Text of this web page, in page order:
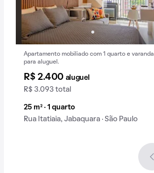
Apartamento mobiliado com 1 quarto e varanda
para aluguel.
R$ 2.400 aluguel
R$ 3.093 total
25 m² · 1 quarto
Rua Itatiaia, Jabaquara · São Paulo